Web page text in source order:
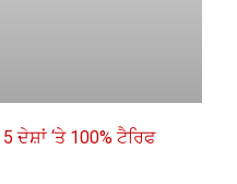
ਦੇਸ਼ਾਂ ‘ਤੇ 100% ਟੈਰਿਫ